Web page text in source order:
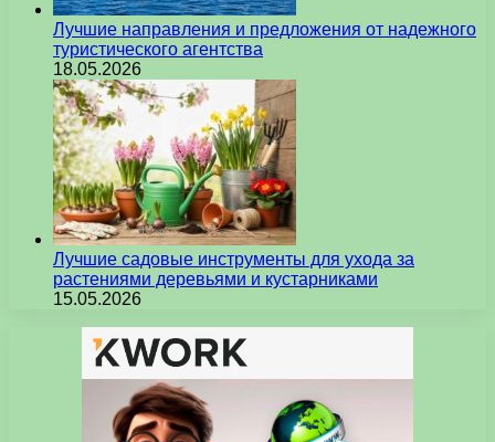
Лучшие направления и предложения от надежного
туристического агентства
18.05.2026
Лучшие садовые инструменты для ухода за
растениями деревьями и кустарниками
15.05.2026